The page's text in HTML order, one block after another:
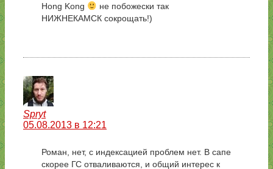
Hong Kong
не побожески так
НИЖНЕКАМСК сокрощать!)
Spryt
05.08.2013 в 12:21
Роман, нет, с индексацией проблем нет. В сапе
скорее ГС отваливаются, и общий интерес к